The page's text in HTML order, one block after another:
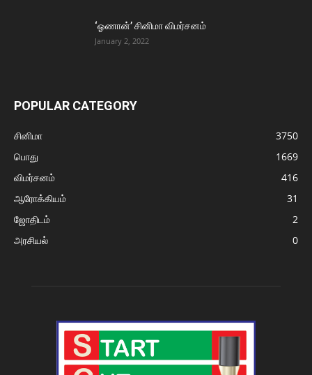
‘ஓணான்’ சினிமா விமர்சனம்
January 2, 2022
POPULAR CATEGORY
சினிமா
3750
பொது
1669
விமர்சனம்
416
ஆரோக்கியம்
31
ஜோதிடம்
2
அரசியல்
0